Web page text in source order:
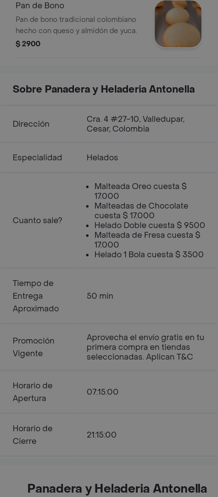
Pan de Bono
Pan de bono tradicional colombiano
hecho con queso y almidón de yuca.
$ 2900
Sobre Panadera y Heladeria Antonella
Dirección
Cra. 4 #27-10, Valledupar,
Cesar, Colombia
Especialidad Helados
Cuanto sale?
Malteada Oreo cuesta $
17.000
Malteadas de Chocolate
cuesta $ 17.000
Helado Doble cuesta $ 9500
Malteada de Fresa cuesta $
17.000
Helado 1 Bola cuesta $ 3500
Tiempo de
Entrega
Aproximado
50 min
Promoción
Vigente
Aprovecha el envío gratis en tu
primera compra en tiendas
seleccionadas. Aplican T&C
Horario de
Apertura
07:15:00
Horario de
Cierre
21:15:00
Panadera y Heladeria Antonella